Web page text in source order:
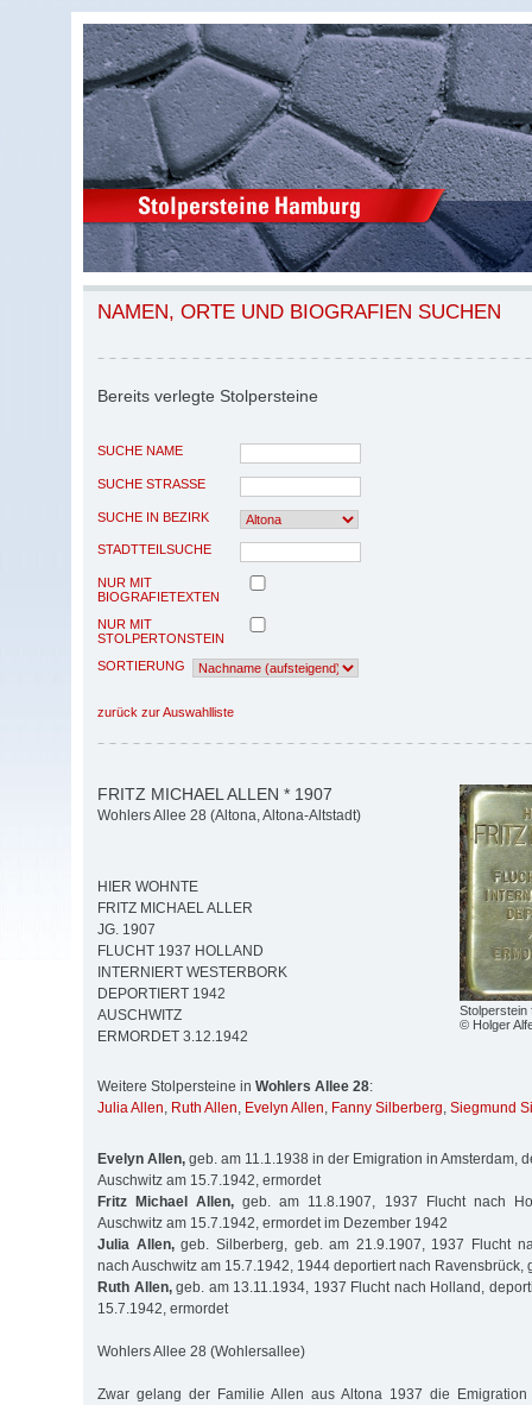
NAMEN, ORTE UND BIOGRAFIEN SUCHEN
Bereits verlegte Stolpersteine
SUCHE NAME
SUCHE STRASSE
SUCHE IN BEZIRK
STADTTEILSUCHE
NUR MIT
BIOGRAFIETEXTEN
NUR MIT
STOLPERTONSTEIN
SORTIERUNG
zurück zur Auswahlliste
Stolperstein
© Holger
FRITZ MICHAEL ALLEN * 1907
Wohlers Allee 28 (Altona, Altona-Altstadt)
HIER WOHNTE
FRITZ MICHAEL ALLER
JG. 1907
FLUCHT 1937 HOLLAND
INTERNIERT WESTERBORK
DEPORTIERT 1942
AUSCHWITZ
ERMORDET 3.12.1942
Weitere Stolpersteine in Wohlers Allee 28:
Julia Allen, Ruth Allen, Evelyn Allen, Fanny Silberberg, Siegmund
Evelyn Allen, geb. am 11.1.1938 in der Emigration in Amsterdam,
Auschwitz am 15.7.1942, ermordet
Fritz Michael Allen, geb. am 11.8.1907, 1937 Flucht nach
Auschwitz am 15.7.1942, ermordet im Dezember 1942
Julia Allen,geb. Silberberg, geb. am 21.9.1907, 1937 Flucht
nach Auschwitz am 15.7.1942, 1944 deportiert nach Ravensbrück,
Ruth Allen,geb. am 13.11.1934, 1937 Flucht nach Holland,
15.7.1942, ermordet
Wohlers Allee 28 (Wohlersallee)
Zwar gelang der Familie Allen aus Altona 1937 die